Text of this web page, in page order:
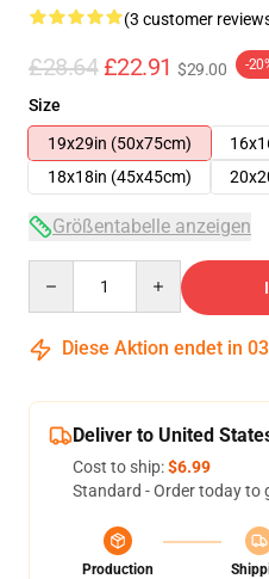
(3 customer
£28.64 £22.91 $29.00 -
Size
19x29in (50x75cm)
18x18in (45x45cm)
Größentabelle anzeigen
Diese Aktion endet in 03
Deliver to United
Cost to ship:$6.99
Standard - Order today to
Production